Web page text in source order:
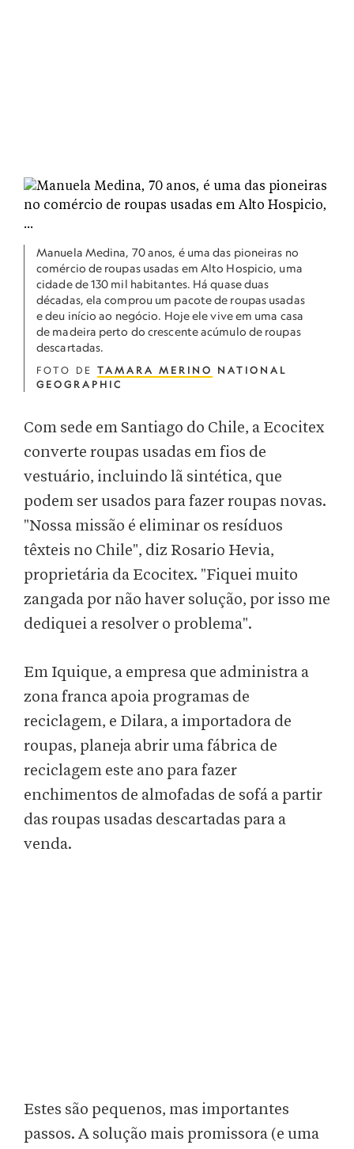
Manuela Medina, 70 anos, é uma das pioneiras no
comércio de roupas usadas em Alto Hospicio, uma
cidade de 130 mil habitantes. Há quase duas
décadas, ela comprou um pacote de roupas usadas
e deu início ao negócio. Hoje ele vive em uma casa
de madeira perto do crescente acúmulo de roupas
descartadas.
FOTO DE TAMARA MERINO
NATIONAL
GEOGRAPHIC
Com sede em Santiago do Chile, a Ecocitex
converte roupas usadas em fios de
vestuário, incluindo lã sintética, que
podem ser usados para fazer roupas novas.
"Nossa missão é eliminar os resíduos
têxteis no Chile", diz Rosario Hevia,
proprietária da Ecocitex. "Fiquei muito
zangada por não haver solução, por isso me
dediquei a resolver o problema".
Em Iquique, a empresa que administra a
zona franca apoia programas de
reciclagem, e Dilara, a importadora de
roupas, planeja abrir uma fábrica de
reciclagem este ano para fazer
enchimentos de almofadas de sofá a partir
das roupas usadas descartadas para a
venda.
Estes são pequenos, mas importantes
passos. A solução mais promissora (e uma